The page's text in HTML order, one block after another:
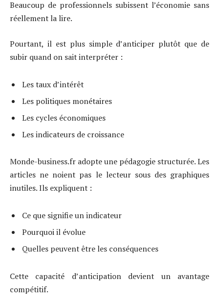
Beaucoup de professionnels subissent l’économie sans
réellement la lire.
Pourtant, il est plus simple d’anticiper plutôt que de
subir quand on sait interpréter :
Les taux d’intérêt
Les politiques monétaires
Les cycles économiques
Les indicateurs de croissance
Monde-business.fr adopte une pédagogie structurée. Les
articles ne noient pas le lecteur sous des graphiques
inutiles. Ils expliquent :
Ce que signifie un indicateur
Pourquoi il évolue
Quelles peuvent être les conséquences
Cette capacité d’anticipation devient un avantage
compétitif.